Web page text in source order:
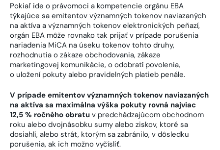
Pokiaľ ide o právomoci a kompetencie orgánu EBA
týkajúce sa emitentov významných tokenov naviazaných
na aktíva a významných tokenov elektronických peňazí,
orgán EBA môže rovnako tak prijať v prípade porušenia
nariadenia MiCA na úseku tokenov tohto druhy,
rozhodnutia o zákaze obchodovania, zákaze
marketingovej komunikácie, o odobratí povolenia,
o uložení pokuty alebo pravidelných platieb penále.
V prípade emitentov významných tokenov naviazaných
na aktíva sa maximálna výška pokuty rovná najviac
12,5 % ročného obratu v predchádzajúcom obchodnom
roku alebo dvojnásobku sumy alebo ziskov, ktoré sa
dosiahli, alebo strát, ktorým sa zabránilo, v dôsledku
porušenia, ak ich možno vyčísliť.